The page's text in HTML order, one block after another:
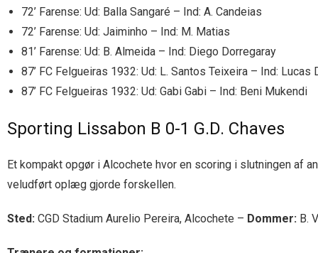
72’ Farense: Ud: Balla Sangaré – Ind: A. Candeias
72’ Farense: Ud: Jaiminho – Ind: M. Matias
81’ Farense: Ud: B. Almeida – Ind: Diego Dorregaray
87’ FC Felgueiras 1932: Ud: L. Santos Teixeira – Ind: Lucas
87’ FC Felgueiras 1932: Ud: Gabi Gabi – Ind: Beni Mukendi
Sporting Lissabon B 0-1 G.D. Chaves
Et kompakt opgør i Alcochete hvor en scoring i slutningen
veludført oplæg gjorde forskellen.
Sted: CGD Stadium Aurelio Pereira, Alcochete – Dommer: B.